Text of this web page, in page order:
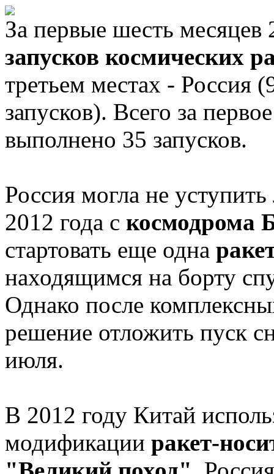
За первые шесть
запусков космических
третьем местах - Россия
запусков). Всего за
выполнено 35 запусков.
Россия могла не
2012 года с космодрома
стартовать еще одна
находящимся на борту
Однако после
решение отложить пуск
июля.
В 2012 году Китай
модификации ракет-